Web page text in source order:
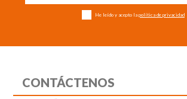
He leído y acepto la política de privacidad
CONTÁCTENOS